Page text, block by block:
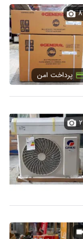
۸
پرداخت امن
۲